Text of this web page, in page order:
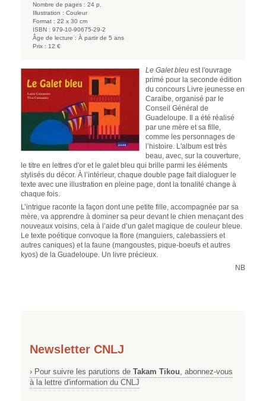
Nombre de pages : 24 p.
Illustration : Couleur
Format : 22 x 30 cm
ISBN : 979-10-90675-29-2
Âge de lecture : À partir de 5 ans
Prix : 12 €
Le Galet bleu est l'ouvrage
primé pour la seconde édition
du concours Livre jeunesse en
Caraïbe, organisé par le
Conseil Général de
Guadeloupe. Il a été réalisé
par une mère et sa fille,
comme les personnages de
l’histoire. L'album est très
beau, avec, sur la couverture,
le titre en lettres d'or et le galet bleu qui brille parmi les éléments
stylisés du décor. À l’intérieur, chaque double page fait dialoguer le
texte avec une illustration en pleine page, dont la tonalité change à
chaque fois.
L’intrigue raconte la façon dont une petite fille, accompagnée par sa
mère, va apprendre à dominer sa peur devant le chien menaçant des
nouveaux voisins, cela à l’aide d’un galet magique de couleur bleue.
Le texte poétique convoque la flore (manguiers, calebassiers et
autres caniques) et la faune (mangoustes, pique-boeufs et autres
kyos) de la Guadeloupe. Un livre précieux.
NB
Newsletter CNLJ
› Pour suivre les parutions de Takam Tikou , abonnez-vous
à la lettre d'information du CNLJ